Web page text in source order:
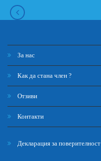
За нас
Как да стана член ?
Отзиви
Контакти
Декларация за поверителност